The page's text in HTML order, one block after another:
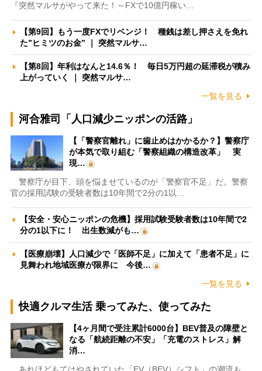
『突然マルサがやって来た！～FXで10億円稼い…
【第9回】もう一度FXでリベンジ！ 種銭は差し押さえを免れ
た”ヒミツのお金” ｜ 突然マルサ…
【第8回】年利はなんと14.6％！ 毎日5万円超の延滞税が積み
上がっていく ｜ 突然マルサ…
一覧を見る
河合雅司「人口減少ニッポンの活路」
【「警察官離れ」に歯止めはかかるか？】警察庁
が本気で取り組む「警察組織の構造改革」 実
現…
警察庁が目下、頭を悩ませているのが「警察官不足」だ。警察
官の採用試験の受験者数は10年間で2分の1以…
【安全・安心ニッポンの危機】採用試験受験者数は10年間で2
分の1以下に！ 出生数減がも…
【医療崩壊】人口減少で「医師不足」に加えて「患者不足」に
見舞われ地域医療が限界に 今後…
一覧を見る
快適クルマ生活 乗ってみた、使ってみた
【4ヶ月間で受注累計6000台】BEV普及の障壁と
なる「航続距離の不安」「充電のストレス」解
消…